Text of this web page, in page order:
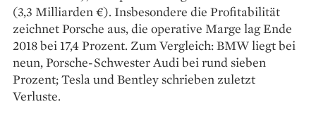
(3,3 Milliarden €). Insbesondere die Profitabilität
zeichnet Porsche aus, die operative Marge lag Ende
2018 bei 17,4 Prozent. Zum Vergleich: BMW liegt bei
neun, Porsche-Schwester Audi bei rund sieben
Prozent; Tesla und Bentley schrieben zuletzt
Verluste.